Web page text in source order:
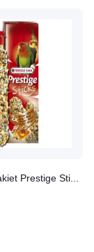
Mieszany pakiet Prestige Sticks dla papug dużych 4 x 2 sztuki (560g)